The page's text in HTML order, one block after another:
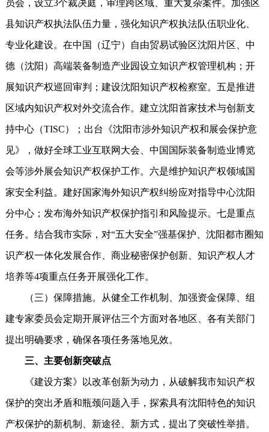
员会，设立3个裁决庭，审理跨区域、重大复杂案件。加强区
县知识产权执法队伍力量，强化知识产权执法队伍职业化、
专业化建设。在中国（辽宁）自由贸易试验区沈阳片区、中
德（沈阳）高端装备制造产业园设立知识产权管理机构；开
展知识产权巡回审判；建设沈阳知识产权检察室。五是推进
区域内知识产权对外交流合作。建立沈阳首家技术与创新支
持中心（TISC）；出台《沈阳市涉外知识产权和展会保护意
见》，做好全球工业互联网大会、中国国际装备制造业博览
会等涉外展会知识产权保护工作。六是维护知识产权领域国
家安全利益。建好国家海外知识产权纠纷应对指导中心沈阳
分中心；发布海外知识产权保护指引和风险提示。七是重点
任务。结合我市实际，对“五大安全”强基保护、沈阳都市圈知
识产权一体化发展合作、商业秘密保护创新、知识产权人才
培养等4项重点任务开展强化工作。
（三）保障措施。从健全工作机制、加强资金保障、组
建专家委员会定期开展评估三个方面对各地区、各有关部门
提出明确要求，确保各项任务落地见效。
三、主要创新突破点
《建设方案》以改革创新为动力，从破解我市知识产权
保护的突出矛盾和瓶颈问题入手，探索具有沈阳特色的知识
产权保护的新机制、新途径、新方式，提出了突破性举措。